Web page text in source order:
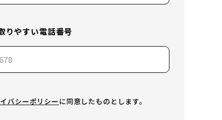
りやすい電話番号
バシーポリシーに同意したものとします。